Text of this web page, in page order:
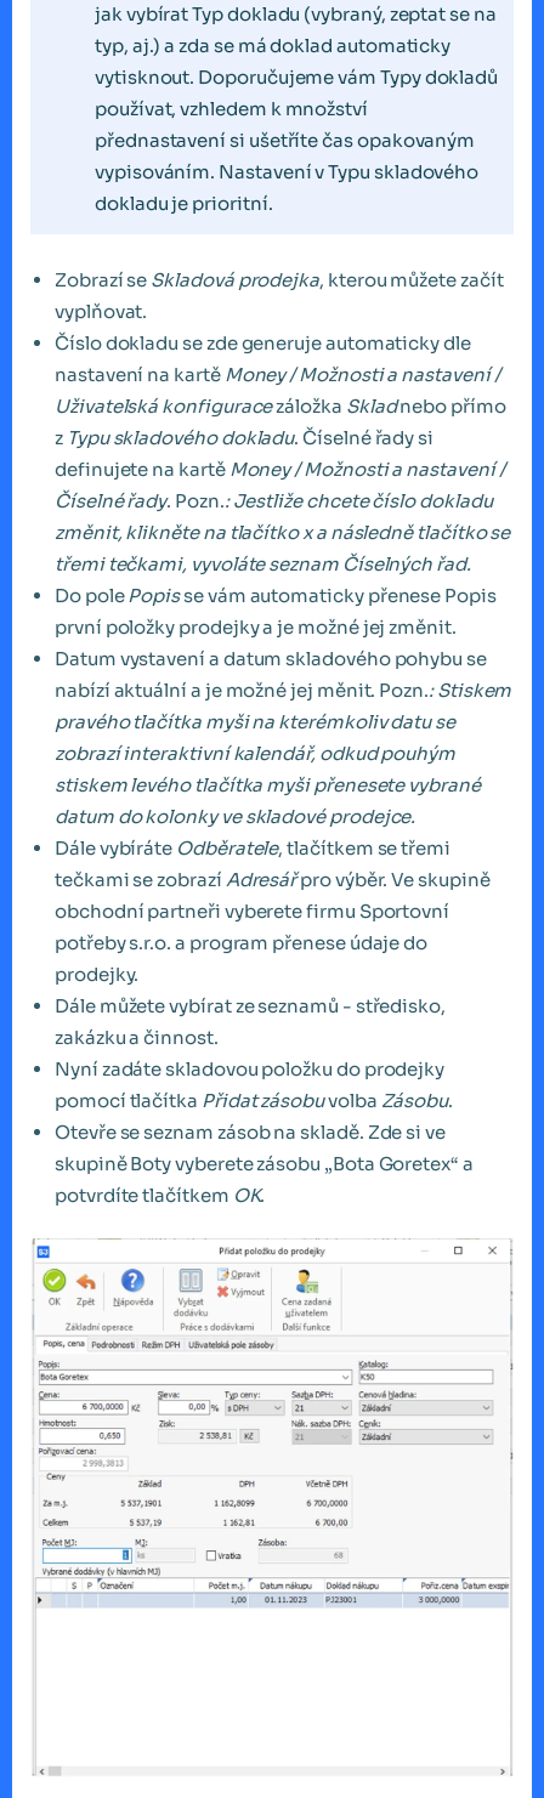
jak vybírat Typ dokladu (vybraný, zeptat se na
typ, aj.) a zda se má doklad automaticky
vytisknout. Doporučujeme vám Typy dokladů
používat, vzhledem k množství
přednastavení si ušetříte čas opakovaným
vypisováním. Nastavení v Typu skladového
dokladu je prioritní.
Zobrazí se Skladová prodejka, kterou můžete začít
vyplňovat.
Číslo dokladu se zde generuje automaticky dle
nastavení na kartě Money / Možnosti a nastavení /
Uživatelská konfiguracezáložka Skladnebo přímo
z Typu skladového dokladu. Číselné řady si
definujete na kartě Money / Možnosti a nastavení /
Číselné řady. Pozn.: Jestliže chcete číslo dokladu
změnit, klikněte na tlačítko x a následně tlačítko se
třemi tečkami, vyvoláte seznam Číselných řad.
Do pole Popisse vám automaticky přenese Popis
první položky prodejky a je možné jej změnit.
Datum vystavení a datum skladového pohybu se
nabízí aktuální a je možné jej měnit. Pozn.: Stiskem
pravého tlačítka myši na kterémkoliv datu se
zobrazí interaktivní kalendář, odkud pouhým
stiskem levého tlačítka myši přenesete vybrané
datum do kolonky ve skladové prodejce.
Dále vybíráte Odběratele, tlačítkem se třemi
tečkami se zobrazí Adresářpro výběr. Ve skupině
obchodní partneři vyberete firmu Sportovní
potřeby s.r.o. a program přenese údaje do
prodejky.
Dále můžete vybírat ze seznamů - středisko,
zakázku a činnost.
Nyní zadáte skladovou položku do prodejky
pomocí tlačítka Přidat zásobuvolba Zásobu.
Otevře se seznam zásob na skladě. Zde si ve
skupině Boty vyberete zásobu „Bota Goretex“ a
potvrdíte tlačítkem OK.